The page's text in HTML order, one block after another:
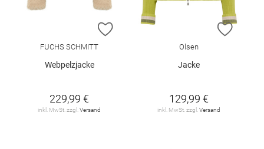
ZUR WUNSCHLISTE HINZUFÜGEN
FUCHS SCHMITT
Webpelzjacke
229,99 €
inkl. MwSt. zzgl. Versand
ZUR
Olsen
Jacke
129,99 €
inkl. MwSt. zzgl. Versand